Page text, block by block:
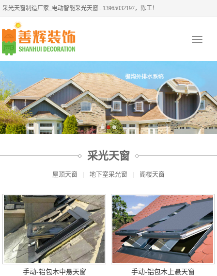
采光天窗制造厂家_电动智能采光天窗...13965032197，陈工！
Toggle
采光天窗
屋顶天窗 地下室采光窗 阁楼天窗
手动-铝包木中悬天窗 手动-铝包木上悬天窗